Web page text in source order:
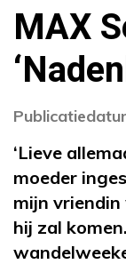
MAX
‘Lieve
moeder
mijn
hij zal